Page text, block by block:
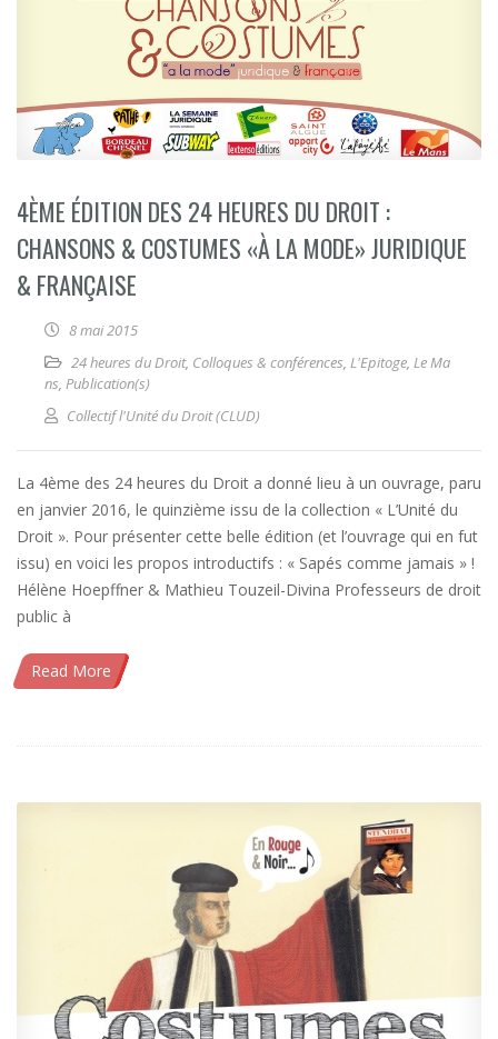
4ÈME ÉDITION DES 24 HEURES DU DROIT :
CHANSONS & COSTUMES «À LA MODE» JURIDIQUE
& FRANÇAISE
8 mai 2015
24 heures du Droit, Colloques & conférences, L'Epitoge, Le Ma
ns, Publication(s)
Collectif l'Unité du Droit (CLUD)
La 4ème des 24 heures du Droit a donné lieu à un ouvrage, paru
en janvier 2016, le quinzième issu de la collection « L’Unité du
Droit ». Pour présenter cette belle édition (et l’ouvrage qui en fut
issu) en voici les propos introductifs : « Sapés comme jamais » !
Hélène Hoepffner & Mathieu Touzeil-Divina Professeurs de droit
public à
Read More